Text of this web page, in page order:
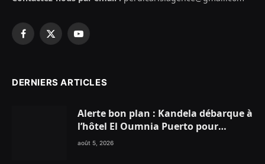
Facebook
X
YouTube
DERNIERS ARTICLES
Alerte bon plan : Kandela débarque à
l’hôtel El Oumnia Puerto pour
enflammer le Chiringuito Malibu
août 5, 2026